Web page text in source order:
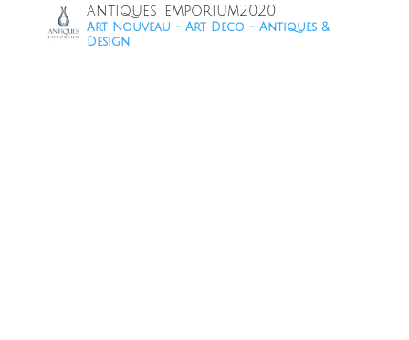
antiques_emporium2020
Art Nouveau - Art Deco - Antiques &
Design